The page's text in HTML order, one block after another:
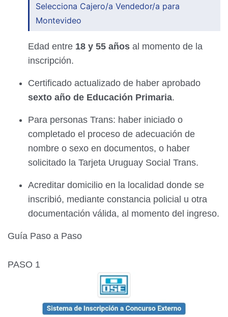
Selecciona Cajero/a Vendedor/a para
Montevideo
Edad entre 18 y 55 años al momento de la
inscripción.
Certificado actualizado de haber aprobado
sexto año de Educación Primaria.
Para personas Trans: haber iniciado o
completado el proceso de adecuación de
nombre o sexo en documentos, o haber
solicitado la Tarjeta Uruguay Social Trans.
Acreditar domicilio en la localidad donde se
inscribió, mediante constancia policial u otra
documentación válida, al momento del ingreso.
Guía Paso a Paso
PASO 1